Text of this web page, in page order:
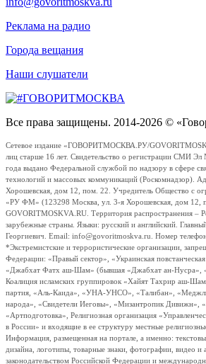
Реклама на радио
Города вещания
Наши слушатели
Все права защищены. 2014-2026 ©
Сетевое издание «ГОВОРИТМОСКВА.РУ/
лиц старше 16 лет. Свидетельство о регистрации СМИ
года выдано Федеральной службой по надзору в сфере
технологий и массовых коммуникаций (Роскомнадзор).
Хорошевская, дом 12, пом. 22. Учредитель Общество с
«РУ ФМ» (123298 Москва, ул. 3-я Хорошевская, дом 12,
GOVORITMOSKVA.RU. Территория распространения –
зарубежные страны. Языки: русский и английский.
Георгиевич. Email: info@govoritmoskva.ru. Номер
*Экстремистские и террористические организации,
Федерации: «Правый сектор», «Украинская
«Джабхат Фатх аш-Шам» (бывшая «Джабхат ан-Нусра»,
Коалиция исламских группировок «Хайят Тахрир аш-
партия, «Аль-Каида», «УНА-УНСО», «Талибан»,
народа», «Свидетели Иеговы», «Мизантропик Дивижн»,
«Артподготовка», Религиозная организация
в России» и входящие в ее структуру местные
Информация, размещенная на портале, а именно:
дизайна, логотипы, товарные знаки, фотографии, видео и
законодательством Российской Федерации и